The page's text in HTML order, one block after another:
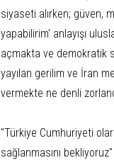
siyaseti alırken; güven,
yapabilirim' anlayışı
açmakta ve demokratik
yayılan gerilim ve İran
vermekte ne denli
"Türkiye Cumhuriyeti
sağlanmasını bekliyoruz"